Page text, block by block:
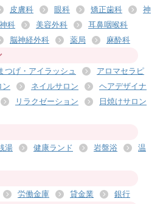
皮膚科 眼科 矯正歯科
神
科 美容外科
耳鼻咽喉科
脳神経外科 薬局 麻酔科
つげ・アイラッシュ
アロマセラピ
ン ネイルサロン
ヘアデザイナ
リラクゼーション
日焼けサロン
湯 健康ランド 岩盤浴
温
労働金庫 貸金業 銀行